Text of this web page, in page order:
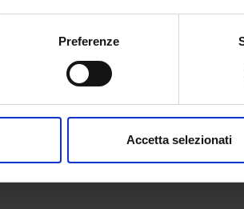
anche:
sulla tua posizione geografica, con
in qualsiasi momento dalla
Preferenze
Accetta selezionati
of Epidemiology and Medical Statistics